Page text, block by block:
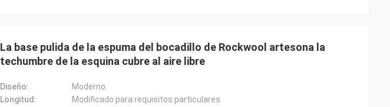
La base pulida de la espuma del bocadillo de Rockwool artesona la
techumbre de la esquina cubre al aire libre
Diseño:
Moderno
Longitud:
Modificado para requisitos particulares